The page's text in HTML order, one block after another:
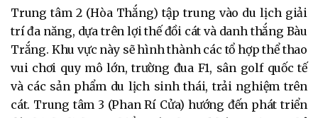
Trung tâm 2 (Hòa Thắng) tập trung vào du lịch giải
trí đa năng, dựa trên lợi thế đồi cát và danh thắng Bàu
Trắng. Khu vực này sẽ hình thành các tổ hợp thể thao
vui chơi quy mô lớn, trường đua F1, sân golf quốc tế
và các sản phẩm du lịch sinh thái, trải nghiệm trên
cát. Trung tâm 3 (Phan Rí Cửa) hướng đến phát triển